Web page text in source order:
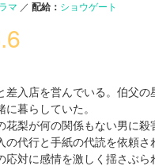
マ 配給： ショウゲート
差入店を営んでいる。伯父
暮らしていた。
花梨が何の関係もない男に
の代行と手紙の代読を依頼
応対に感情を激しく揺さぶら